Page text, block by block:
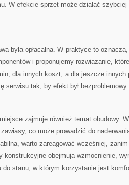
W efekcie sprzęt może działać
była opłacalna. W praktyce to
i proponujemy rozwiązanie,
dla innych koszt, a dla jeszcze innych
serwisu tak, by efekt był bezproblemowy.
zajmuje również temat obudowy.
co może prowadzić do
warto zareagować wcześniej,
konstrukcyjne obejmują wzmocnienie,
do stanu, w którym korzystanie jest